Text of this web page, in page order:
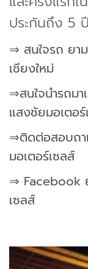
ประกันถึง 5
⇒ สนใจรถ ยา
เชียงใหม่
⇒สนใจนำรถมา
แสงชัยมอเตอร์
⇒ติดต่อสอบถา
มอเตอร์เซลส์
⇒ Facebook
เซลส์